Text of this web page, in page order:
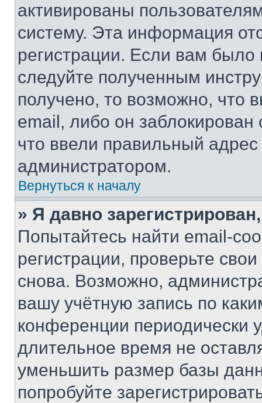
активированы
систему. Эта информация
регистрации. Если вам
следуйте полученным
получено, то возможно, что
email, либо он
что ввели правильный адрес
администратором.
Вернуться к началу
» Я давно
Попытайтесь найти email-
регистрации, проверьте
снова. Возможно,
вашу учётную запись по
конференции периодически
длительное время не
уменьшить размер базы
попробуйте